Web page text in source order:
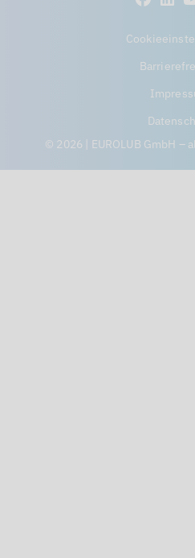
© 2026 | EUROLUB GmbH –